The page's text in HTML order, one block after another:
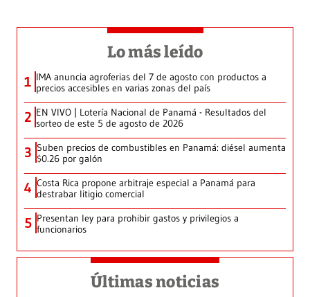
Lo más leído
1 IMA anuncia agroferias del 7 de agosto con productos a
precios accesibles en varias zonas del país
2 EN VIVO | Lotería Nacional de Panamá - Resultados del
sorteo de este 5 de agosto de 2026
3 Suben precios de combustibles en Panamá: diésel aumenta
$0.26 por galón
4 Costa Rica propone arbitraje especial a Panamá para
destrabar litigio comercial
5 Presentan ley para prohibir gastos y privilegios a
funcionarios
Últimas noticias